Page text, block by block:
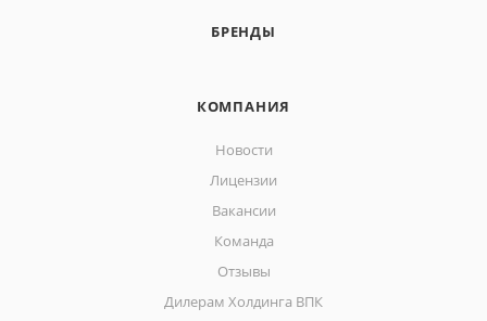
БРЕНДЫ
КОМПАНИЯ
Новости
Лицензии
Вакансии
Команда
Отзывы
Дилерам Холдинга ВПК